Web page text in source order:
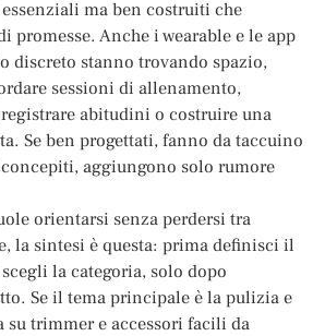
ma ben costruiti che
promesse. Anche i wearable e le app
discreto stanno trovando spazio,
sessioni di allenamento,
abitudini o costruire una
Se ben progettati, fanno da taccuino
aggiungono solo rumore
orientarsi senza perdersi tra
la sintesi è questa: prima definisci il
la categoria, solo dopo
Se il tema principale è la pulizia e
trimmer e accessori facili da